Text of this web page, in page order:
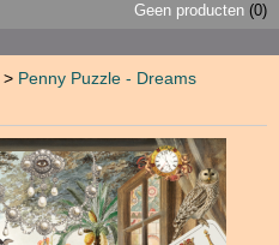
Geen producten (0)
> Penny Puzzle - Dreams